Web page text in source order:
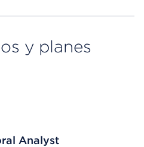
y planes
Analyst